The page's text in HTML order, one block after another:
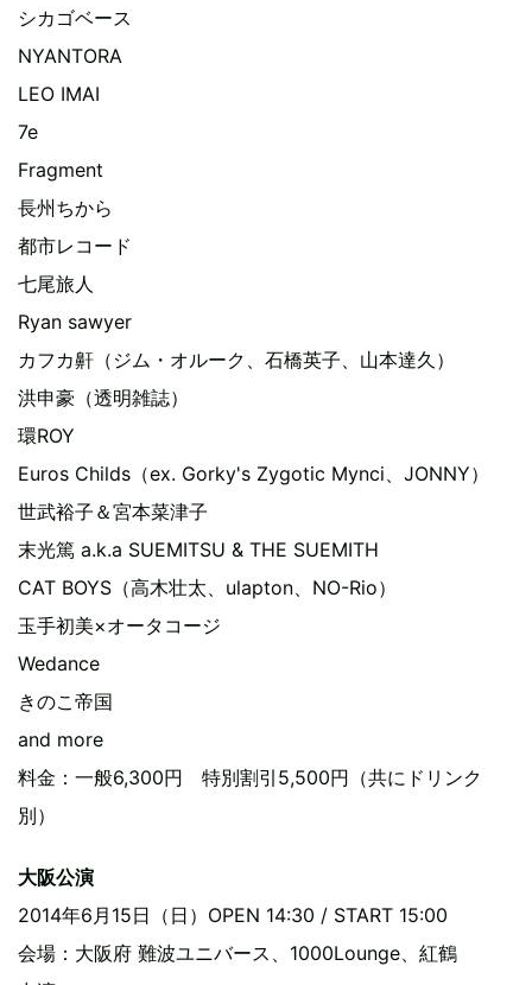
シカゴベース
NYANTORA
LEO IMAI
7e
Fragment
長州ちから
都市レコード
七尾旅人
Ryan sawyer
カフカ鼾（ジム・オルーク、石橋英子、山本達久）
洪申豪（透明雑誌）
環ROY
Euros Childs（ex. Gorky's Zygotic Mynci、JONNY）
世武裕子＆宮本菜津子
末光篤 a.k.a SUEMITSU & THE SUEMITH
CAT BOYS（高木壮太、ulapton、NO-Rio）
玉手初美×オータコージ
Wedance
きのこ帝国
and more
料金：一般6,300円 特別割引5,500円（共にドリンク
別）
大阪公演
2014年6月15日（日）OPEN 14:30 / START 15:00
会場：大阪府 難波ユニバース、1000Lounge、紅鶴